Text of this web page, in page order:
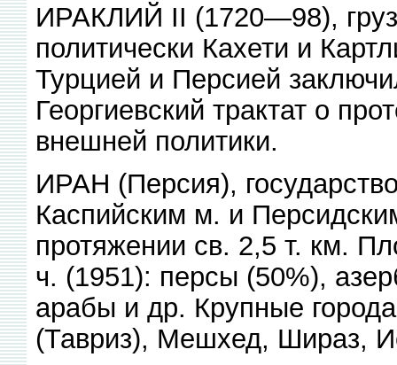
ИРАКЛИЙ II (1720—98),
политически Кахети и
Турцией и Персией
Георгиевский трактат о
внешней политики.
ИРАН (Персия),
Каспийским м. и
протяжении св. 2,5 т. км.
ч. (1951): персы (50%),
арабы и др. Крупные
(Тавриз), Мешхед, Шираз,